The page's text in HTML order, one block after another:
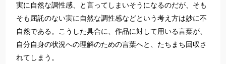
実に自然な調性感、と言ってしまいそうになるのだが、そも
そも屈託のない実に自然な調性感などという考え方は妙に不
自然である。こうした具合に、作品に対して用いる言葉が、
自分自身の状況への理解のための言葉へと、たちまち回収さ
れてしまう。